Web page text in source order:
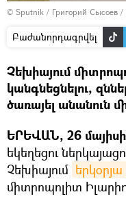
© Sputnik / Григорий Сысоев /
Բաժանորդագրվել
Չեխիայում
կանգնեցնելու,
ծառայել անանուն
ԵՐԵՎԱՆ, 26
եկեղեցու
Չեխիայում
միտրոպոլիտ